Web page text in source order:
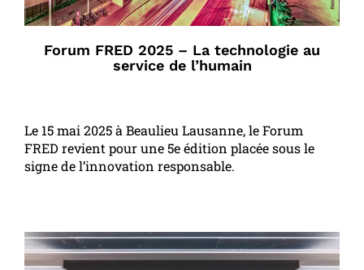
Forum FRED 2025 – La technologie au
service de l’humain
Le 15 mai 2025 à Beaulieu Lausanne, le Forum
FRED revient pour une 5e édition placée sous le
signe de l’innovation responsable.